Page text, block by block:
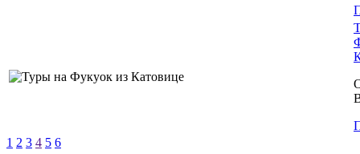
1 2 3 4 5 6